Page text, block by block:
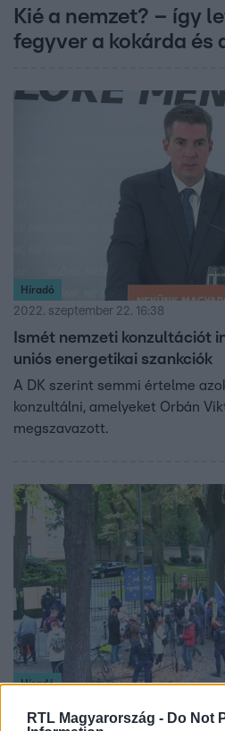
RTL Magyarország - Do Not
Kié a nemzet? – így
fegyver a kokárda és
Híradó
2022. szeptember 22. 16:38
Ismét nemzeti konzultációt
uniós energetikai szankciók
A DK szerint semmi értelme
konzultálni, amelyeket Orbán
megszavazott.
Híradó